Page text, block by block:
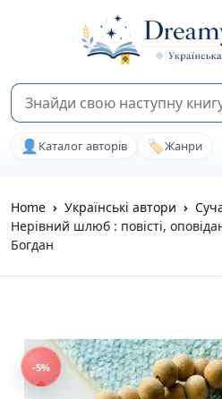
👤 Каталог авторів 🏷️Жанри
Home Українські автори
Нерівний шлюб : повісті,
Богдан
-5%